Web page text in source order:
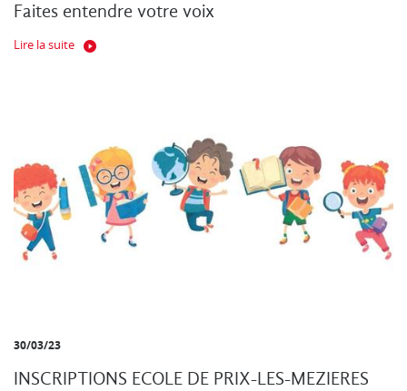
Faites entendre votre voix
Lire la suite
30/03/23
INSCRIPTIONS ECOLE DE PRIX-LES-MEZIERES